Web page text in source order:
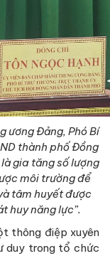
ương Đảng, Phó Bí
thành phố Đồng
gia tăng số lượng
môi trường để
tâm huyết được
huy năng lực”.
thông điệp xuyên
duy trong tổ chức